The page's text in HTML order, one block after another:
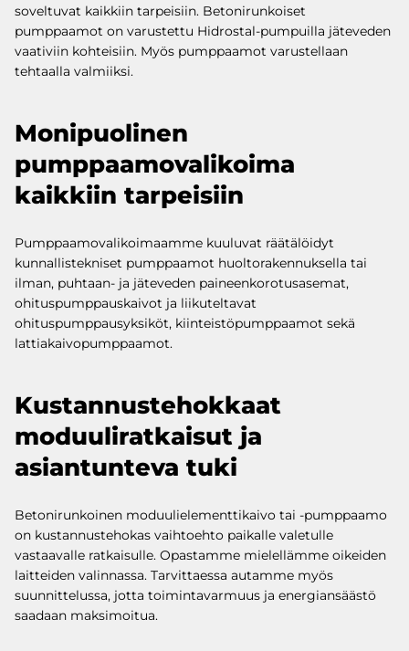
soveltuvat kaikkiin tarpeisiin. Betonirunkoiset
pumppaamot on varustettu Hidrostal-pumpuilla jäteveden
vaativiin kohteisiin. Myös pumppaamot varustellaan
tehtaalla valmiiksi.
Monipuolinen
pumppaamovalikoima
kaikkiin tarpeisiin
Pumppaamovalikoimaamme kuuluvat räätälöidyt
kunnallistekniset pumppaamot huoltorakennuksella tai
ilman, puhtaan- ja jäteveden paineenkorotusasemat,
ohituspumppauskaivot ja liikuteltavat
ohituspumppausyksiköt, kiinteistöpumppaamot sekä
lattiakaivopumppaamot.
Kustannustehokkaat
moduuliratkaisut ja
asiantunteva tuki
Betonirunkoinen moduulielementtikaivo tai -pumppaamo
on kustannustehokas vaihtoehto paikalle valetulle
vastaavalle ratkaisulle. Opastamme mielellämme oikeiden
laitteiden valinnassa. Tarvittaessa autamme myös
suunnittelussa, jotta toimintavarmuus ja energiansäästö
saadaan maksimoitua.